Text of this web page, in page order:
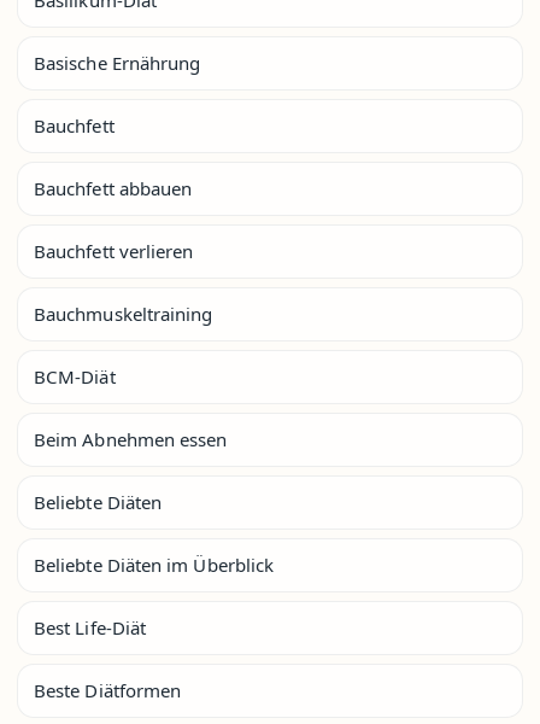
Basische Ernährung
Bauchfett
Bauchfett abbauen
Bauchfett verlieren
Bauchmuskeltraining
BCM-Diät
Beim Abnehmen essen
Beliebte Diäten
Beliebte Diäten im Überblick
Best Life-Diät
Beste Diätformen